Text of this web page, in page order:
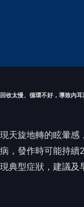
收太慢、循環不好，導致內
天旋地轉的眩暈
，發作時可能持
典型症狀，建議